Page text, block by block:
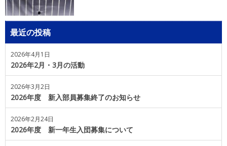
最近の投稿
2026年4月1日
2026年2月・3月の活動
2026年3月2日
2026年度 新入部員募集終了のお知らせ
2026年2月24日
2026年度 新一年生入団募集について